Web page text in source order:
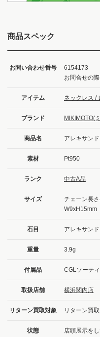
商品スペック
お問い合わせ番号
6154173
お問合せの
アイテム ネックレス /
ブランド MIKIMOTO(
商品名 アレキサン
素材 Pt950
ランク 中古A品
サイズ
チェーン長
W9xH15mm
石目 アレキサン
重量 3.9g
付属品 CGLソーテ
取扱店舗 横浜関内店
リターン買取対象 リターン買
状態
店頭展示を